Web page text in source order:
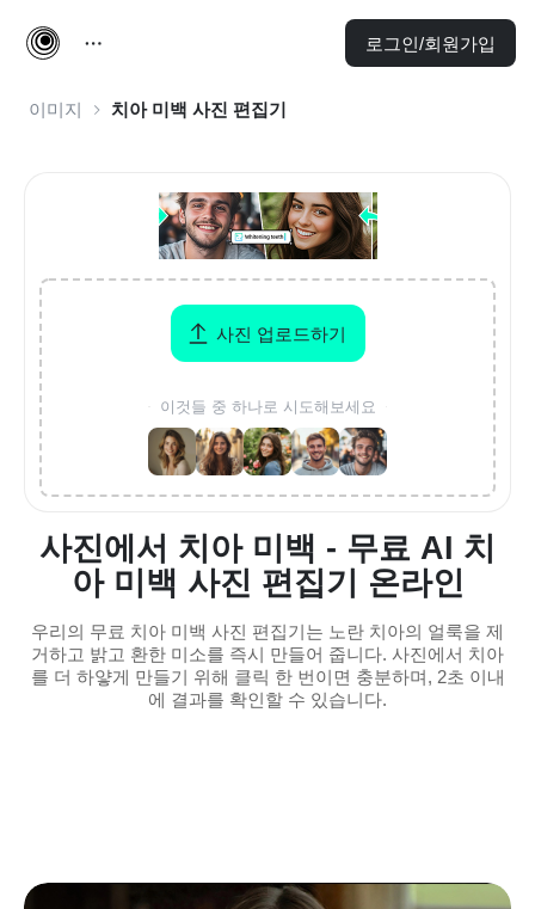
로그인/회원가입
이미지 치아 미백 사진 편집기
사진에서 치아 미백 - 무료 AI 치
아 미백 사진 편집기 온라인
우리의 무료 치아 미백 사진 편집기는 노란 치아의 얼룩을 제
거하고 밝고 환한 미소를 즉시 만들어 줍니다. 사진에서 치아
를 더 하얗게 만들기 위해 클릭 한 번이면 충분하며, 2초 이내
에 결과를 확인할 수 있습니다.
사진 업로드하기
이것들 중 하나로 시도해보세요